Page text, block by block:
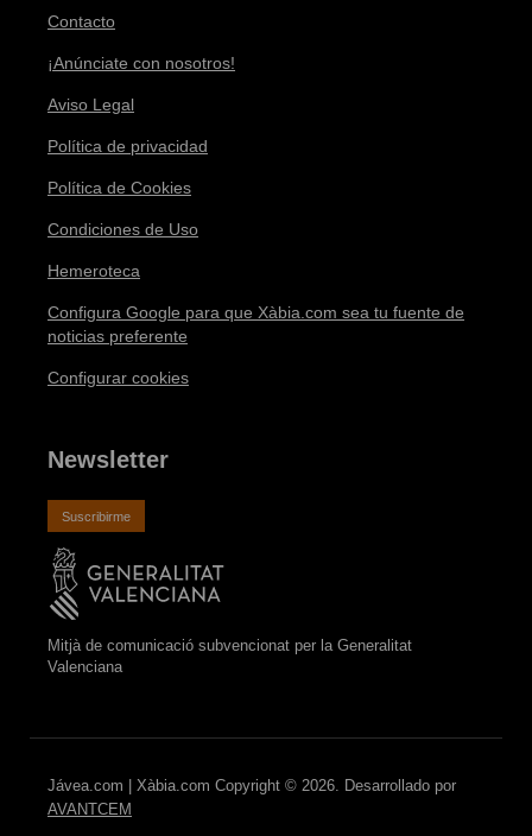
Contacto
¡Anúnciate con nosotros!
Aviso Legal
Política de privacidad
Política de Cookies
Condiciones de Uso
Hemeroteca
Configura Google para que Xàbia.com sea tu fuente de
noticias preferente
Configurar cookies
Newsletter
Suscribirme
Mitjà de comunicació subvencionat per la Generalitat
Valenciana
Jávea.com | Xàbia.com Copyright © 2026. Desarrollado por
AVANTCEM